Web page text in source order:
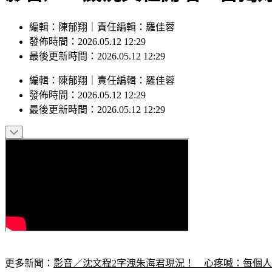
編輯：陳郁翔｜責任編輯：羅佳蓉
發佈時間：2026.05.12 12:29
最後更新時間：2026.05.12 12:29
編輯 ： 陳郁翔 責任編輯 ： 羅佳蓉
發佈時間： 2026.05.12 12:29
最後更新時間： 2026.05.12 12:29
更多新聞： 影音／沈文程2字洩朱海君現況！　心疼喊：每個